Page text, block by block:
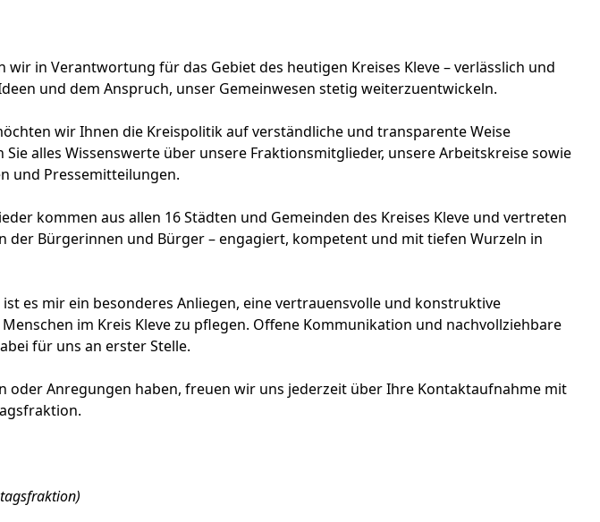
wir in Verantwortung für das Gebiet des heutigen Kreises Kleve – verlässlich und
und dem Anspruch, unser Gemeinwesen stetig weiterzuentwickeln.
wir Ihnen die Kreispolitik auf verständliche und transparente Weise
alles Wissenswerte über unsere Fraktionsmitglieder, unsere Arbeitskreise sowie
und Pressemitteilungen.
kommen aus allen 16 Städten und Gemeinden des Kreises Kleve und vertreten
der Bürgerinnen und Bürger – engagiert, kompetent und mit tiefen Wurzeln in
es mir ein besonderes Anliegen, eine vertrauensvolle und konstruktive
im Kreis Kleve zu pflegen. Offene Kommunikation und nachvollziehbare
für uns an erster Stelle.
oder Anregungen haben, freuen wir uns jederzeit über Ihre Kontaktaufnahme mit